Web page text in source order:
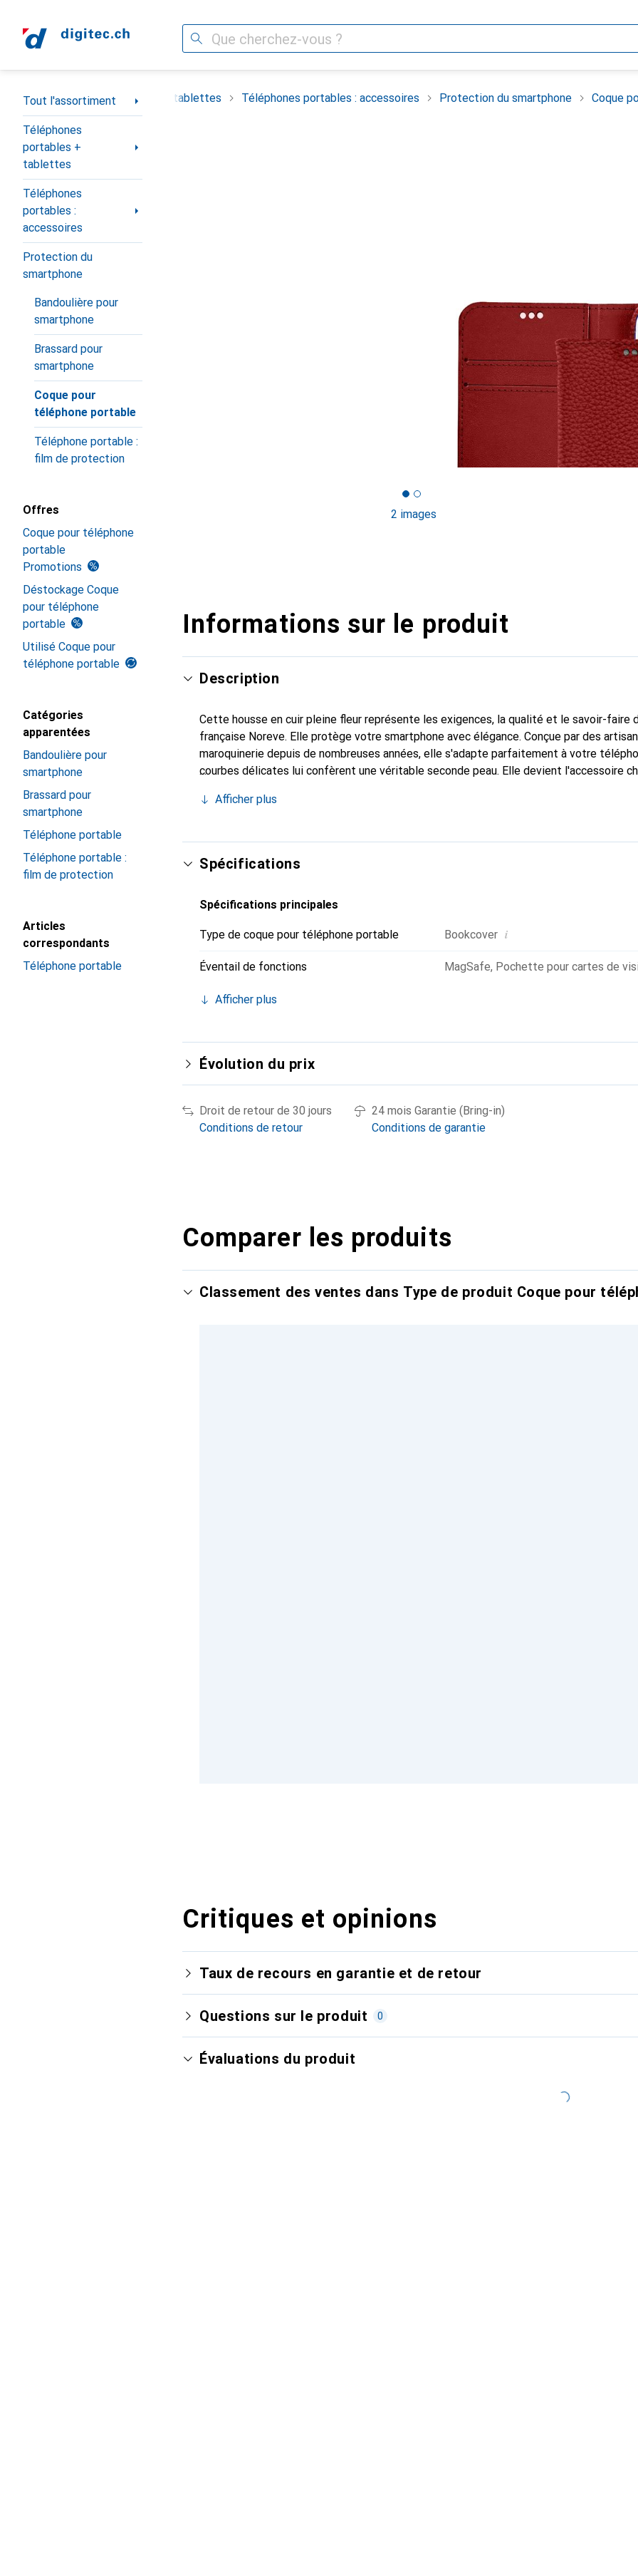
Recherche
Navigation par catégorie
Tout l'assortiment
Téléphones
portables +
tablettes
Téléphones
portables :
accessoires
Protection du
smartphone
Bandoulière pour
smartphone
Brassard pour
smartphone
Coque pour
téléphone portable
Téléphone portable :
film de protection
Offres
Coque pour téléphone
portable
Promotions
Déstockage Coque
pour téléphone
portable
Utilisé Coque pour
téléphone portable
Catégories
apparentées
Bandoulière pour
smartphone
Brassard pour
smartphone
Téléphone portable
Téléphone portable :
film de protection
Articles
correspondants
Téléphone portable
Téléphones portables + tablettes Téléphones portables : accessoires Protection du smartphone Coque
2 images
Informations sur le produit
Description
Cette housse en cuir pleine fleur représente les exigences, la qualité et le savoir-faire
française Noreve. Elle protège votre smartphone avec élégance. Conçue par des
maroquinerie depuis de nombreuses années, elle s'adapte parfaitement à votre
courbes délicates lui confèrent une véritable seconde peau. Elle devient l'accessoire
et constitue un choix sûr pour une clientèle exigeante.
Afficher plus
Spécifications
Spécifications principales
Type de coque pour téléphone portable Bookcover i
Éventail de fonctions MagSafe, Pochette pour cartes de
Afficher plus
Évolution du prix
Droit de retour de 30 jours
Conditions de retour
24 mois Garantie (Bring-in)
Conditions de garantie
Comparer les produits
Classement des ventes dans Type de produit Coque pour
Critiques et opinions
Taux de recours en garantie et de retour
Questions sur le produit 0
Évaluations du produit